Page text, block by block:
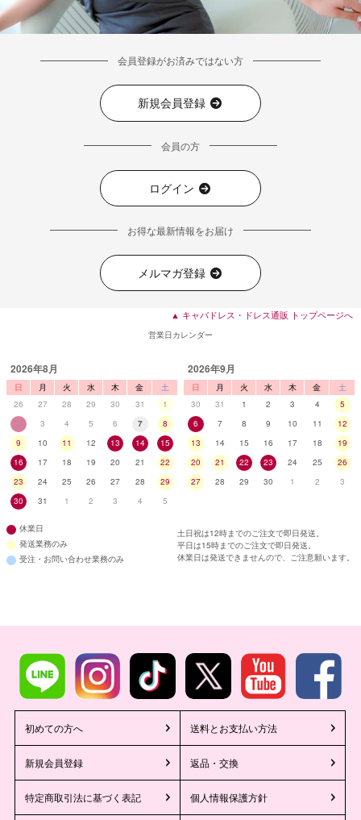
会員登録がお済みではない方
新規会員登録
会員の方
ログイン
お得な最新情報をお届け
メルマガ登録
▲ キャバドレス・ドレス通販 トップページへ
営業日カレンダー
2026年8月
日 月 火 水 木 金
土
26
27 28 29 30 31
1
2
3 4 5 6 7
8
9
10 11 12 13 14
15
16
17 18 19 20 21
22
23
24 25 26 27 28
29
30
31 1 2 3 4 5
2026年9月
日 月 火 水 木 金
土
30
31 1 2 3 4
5
6
7 8 9 10 11
12
13
14 15 16 17 18
19
20
21 22 23 24 25
26
27
28 29 30 1 2 3
休業日
発送業務のみ
受注・お問い合わせ業務のみ
土日祝は12時までのご注文で即日発送。
平日は15時までのご注文で即日発送。
休業日は発送できませんので、ご注意願います。
初めての方へ 送料とお支払い方法
新規会員登録 返品・交換
特定商取引法に基づく表記 個人情報保護方針